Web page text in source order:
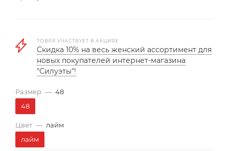
ТОВАР УЧАСТВУЕТ В АКЦИЯХ
Скидка 10% на весь женский ассортимент для
новых покупателей интернет-магазина
"Силуэты"!
Размер — 48
48
Цвет — лайм
лайм